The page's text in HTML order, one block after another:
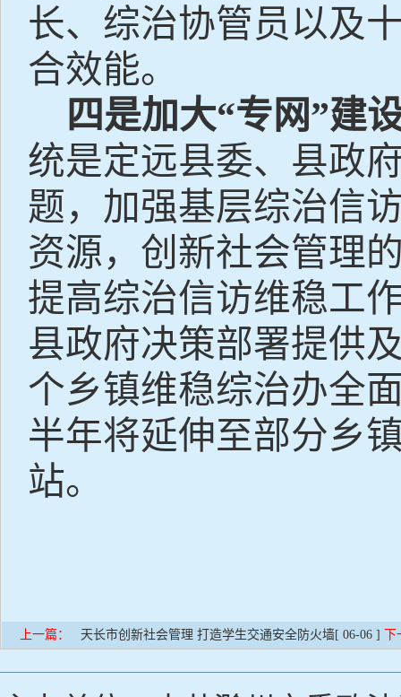
长、综治协管员以及
合效能。
四是加大“专网”建
统是定远县委、县政
题，加强基层综治信
资源，创新社会管理
提高综治信访维稳工
县政府决策部署提供
个乡镇维稳综治办全
半年将延伸至部分乡
站。
上一篇： 天长市创新社会管理 打造学生交通安全防火墙[ 06-06 ]